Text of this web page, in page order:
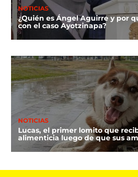
NOTICIAS
¿Quién es Ángel Aguirre y por
con el caso Ayotzinapa?
NOTICIAS
Lucas, el primer lomito que
alimenticia luego de que sus